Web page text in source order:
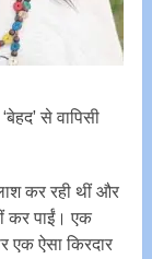
से वापिसी
कर रही थीं और
कर पाईं। एक
एक ऐसा किरदार